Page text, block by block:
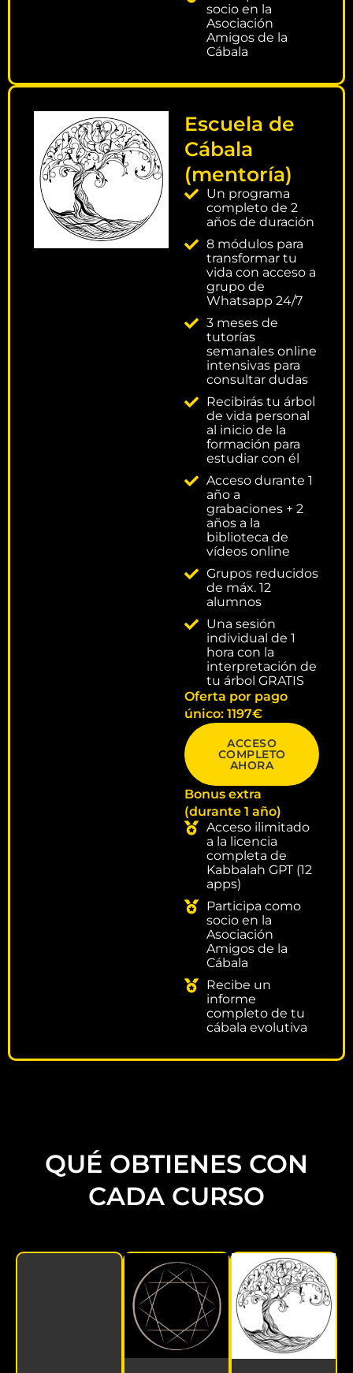
socio en la
Asociación
Amigos de la
Cábala
Escuela de
Cábala
(mentoría)
Un programa
completo de 2
años de duración
8 módulos para
transformar tu
vida con acceso a
grupo de
Whatsapp 24/7
3 meses de
tutorías
semanales online
intensivas para
consultar dudas
Recibirás tu árbol
de vida personal
al inicio de la
formación para
estudiar con él
Acceso durante 1
año a
grabaciones + 2
años a la
biblioteca de
vídeos online
Grupos reducidos
de máx. 12
alumnos
Una sesión
individual de 1
hora con la
interpretación de
tu árbol GRATIS
Oferta por pago
único: 1197€
ACCESO
COMPLETO
AHORA
Bonus extra
(durante 1 año)
Acceso ilimitado
a la licencia
completa de
Kabbalah GPT (12
apps)
Participa como
socio en la
Asociación
Amigos de la
Cábala
Recibe un
informe
completo de tu
cábala evolutiva
QUÉ OBTIENES CON
CADA CURSO